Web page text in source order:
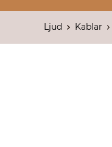
Ljud Kablar